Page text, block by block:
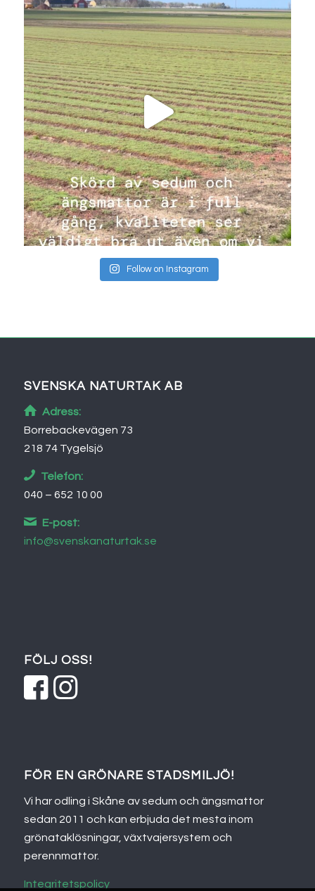
Follow on Instagram
SVENSKA NATURTAK AB
Adress:
Borrebackevägen 73
218 74 Tygelsjö
Telefon:
040 – 652 10 00
E-post:
info@svenskanaturtak.se
FÖLJ OSS!
FÖR EN GRÖNARE STADSMILJÖ!
Vi har odling i Skåne av sedum och ängsmattor
sedan 2011 och kan erbjuda det mesta inom
grönataklösningar, växtvajersystem och
perennmattor.
Integritetspolicy